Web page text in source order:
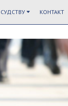
КОНТАКТ